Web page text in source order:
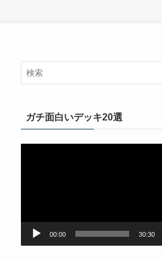
ガチ面白いデッキ20選
00:00 30:30